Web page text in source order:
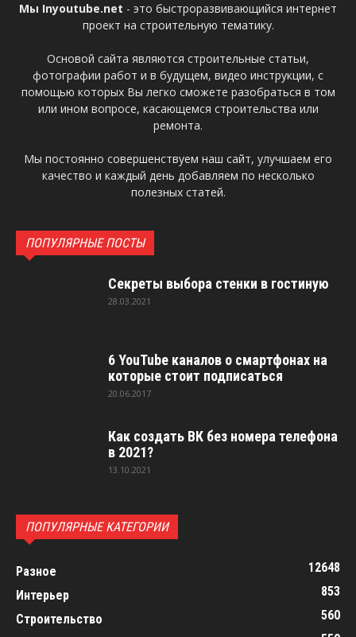
Мы Inyoutube.net - это быстроразвивающийся интернет
проект на строительную тематику.
Основой сайта являются строительные статьи,
фотографии работ и в будущем, видео инструкции, с
помощью которых Вы легко сможете разобраться в том
или ином вопросе, касающемся строительства или
ремонта.
Мы постоянно совершенствуем наш сайт, улучшаем его
качество и каждый день добавляем по несколько
полезных статей.
ПОПУЛЯРНЫЕ ПОСТЫ
Секреты выбора стенки в гостиную
28.03.2021
6 YouTube каналов о смартфонах на
которые стоит подписаться
20.06.2017
Как создать ВК без номера телефона
в 2021?
13.10.2021
ПОПУЛЯРНЫЕ КАТЕГОРИИ
Разное
12648
Интерьер
853
Строительство
560